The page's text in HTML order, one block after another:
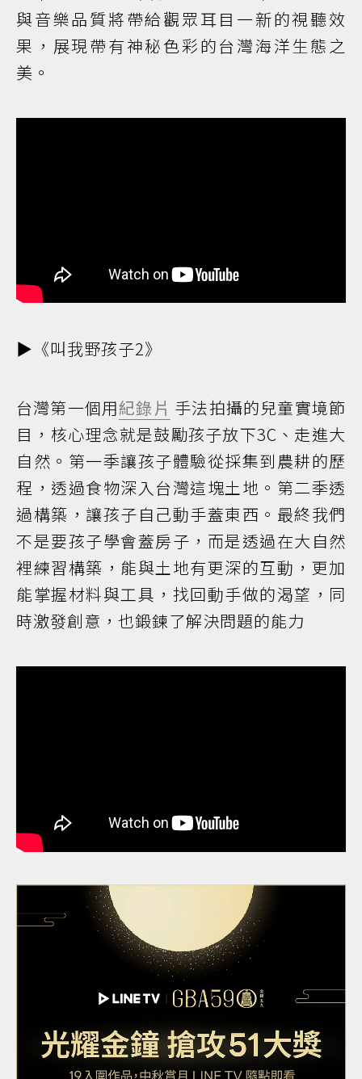
與音樂品質將帶給觀眾耳目一新的視聽效
果，展現帶有神秘色彩的台灣海洋生態之
美。
▶️《叫我野孩子2》
台灣第一個用紀錄片 手法拍攝的兒童實境節
目，核心理念就是鼓勵孩子放下3C、走進大
自然。第一季讓孩子體驗從採集到農耕的歷
程，透過食物深入台灣這塊土地。第二季透
過構築，讓孩子自己動手蓋東西。最終我們
不是要孩子學會蓋房子，而是透過在大自然
裡練習構築，能與土地有更深的互動，更加
能掌握材料與工具，找回動手做的渴望，同
時激發創意，也鍛鍊了解決問題的能力